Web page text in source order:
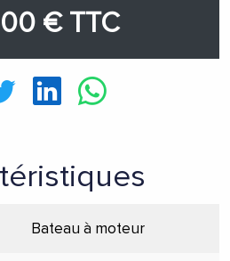
€ TTC
Bateau à moteur